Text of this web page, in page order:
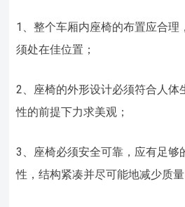
1、整个车厢内座椅的布置应合理
须处在佳位置；
2、座椅的外形设计必须符合人体
性的前提下力求美观；
3、座椅必须安全可靠，应有足够
性，结构紧凑并尽可能地减少质量